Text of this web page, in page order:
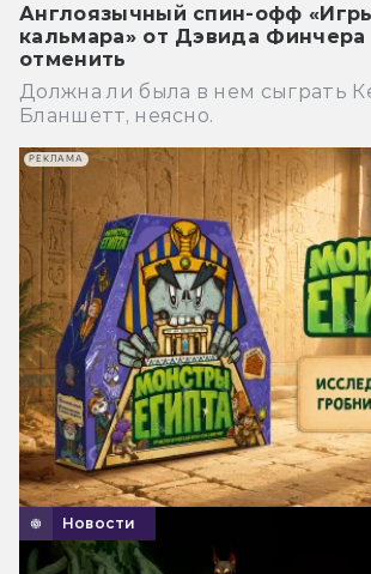
Англоязычный спин-офф
кальмара» от Дэвида Финчера
отменить
Должна ли была в нем сыграть
Бланшетт, неясно.
Новости
РЕКЛАМА